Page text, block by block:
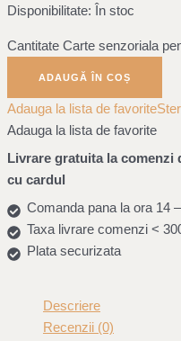
Disponibilitate: În stoc
Cantitate Carte senzoriala
ADAUGĂ ÎN COȘ
Adauga la lista de favorite
Adauga la lista de favorite
Livrare gratuita la comenzi
cu cardul
Comanda pana la ora 14
Taxa livrare comenzi <
Plata securizata
Descriere
Recenzii (0)